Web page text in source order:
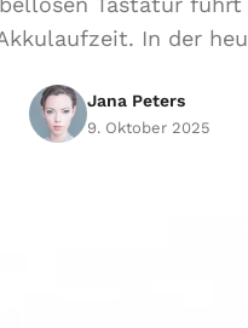
In der
Jana Peters
9. Oktober 2025